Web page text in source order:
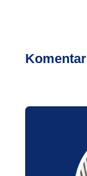
Komentar